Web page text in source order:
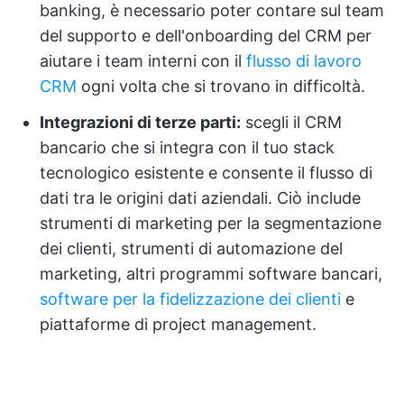
banking, è necessario poter contare sul team
del supporto e dell'onboarding del CRM per
aiutare i team interni con il flusso di lavoro
CRM ogni volta che si trovano in difficoltà.
Integrazioni di terze parti: scegli il CRM
bancario che si integra con il tuo stack
tecnologico esistente e consente il flusso di
dati tra le origini dati aziendali. Ciò include
strumenti di marketing per la segmentazione
dei clienti, strumenti di automazione del
marketing, altri programmi software bancari,
software per la fidelizzazione dei clienti e
piattaforme di project management.